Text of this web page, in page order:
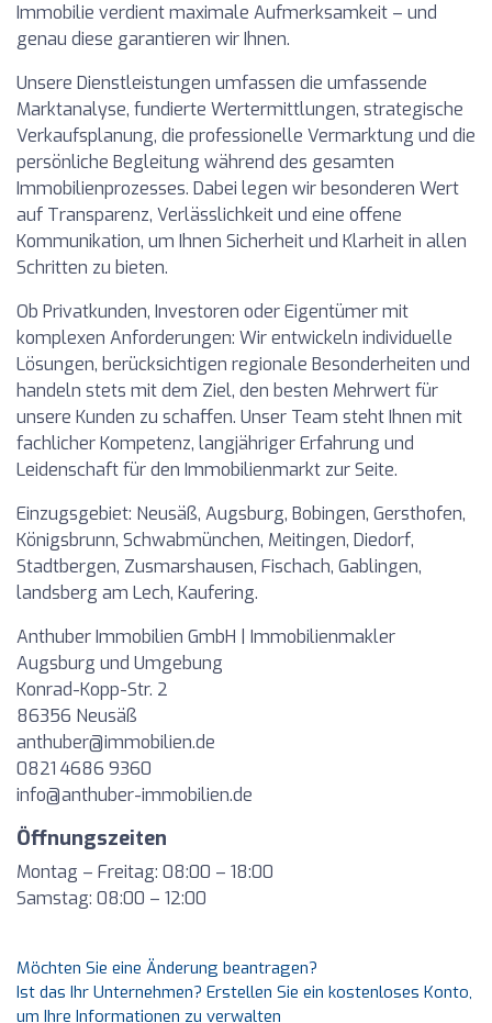
Immobilie verdient maximale Aufmerksamkeit – und
genau diese garantieren wir Ihnen.
Unsere Dienstleistungen umfassen die umfassende
Marktanalyse, fundierte Wertermittlungen, strategische
Verkaufsplanung, die professionelle Vermarktung und die
persönliche Begleitung während des gesamten
Immobilienprozesses. Dabei legen wir besonderen Wert
auf Transparenz, Verlässlichkeit und eine offene
Kommunikation, um Ihnen Sicherheit und Klarheit in allen
Schritten zu bieten.
Ob Privatkunden, Investoren oder Eigentümer mit
komplexen Anforderungen: Wir entwickeln individuelle
Lösungen, berücksichtigen regionale Besonderheiten und
handeln stets mit dem Ziel, den besten Mehrwert für
unsere Kunden zu schaffen. Unser Team steht Ihnen mit
fachlicher Kompetenz, langjähriger Erfahrung und
Leidenschaft für den Immobilienmarkt zur Seite.
Einzugsgebiet: Neusäß, Augsburg, Bobingen, Gersthofen,
Königsbrunn, Schwabmünchen, Meitingen, Diedorf,
Stadtbergen, Zusmarshausen, Fischach, Gablingen,
landsberg am Lech, Kaufering.
Anthuber Immobilien GmbH | Immobilienmakler
Augsburg und Umgebung
Konrad-Kopp-Str. 2
86356 Neusäß
anthuber@immobilien.de
0821 4686 9360
info@anthuber-immobilien.de
Öffnungszeiten
Montag – Freitag: 08:00 – 18:00
Samstag: 08:00 – 12:00
Möchten Sie eine Änderung beantragen?
Ist das Ihr Unternehmen? Erstellen Sie ein kostenloses Konto,
um Ihre Informationen zu verwalten